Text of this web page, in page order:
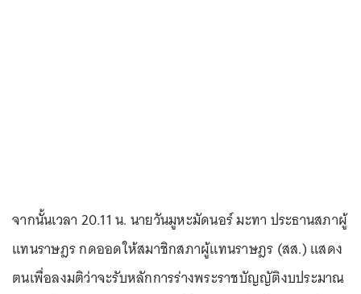
จากนั้นเวลา 20.11 น. นายวันมูหะมัดนอร์ มะทา ประธานสภาผู้
แทนราษฎร กดออดให้สมาชิกสภาผู้แทนราษฎร (สส.) แสดง
ตนเพื่อลงมติว่าจะรับหลักการร่างพระราชบัญญัติงบประมาณ